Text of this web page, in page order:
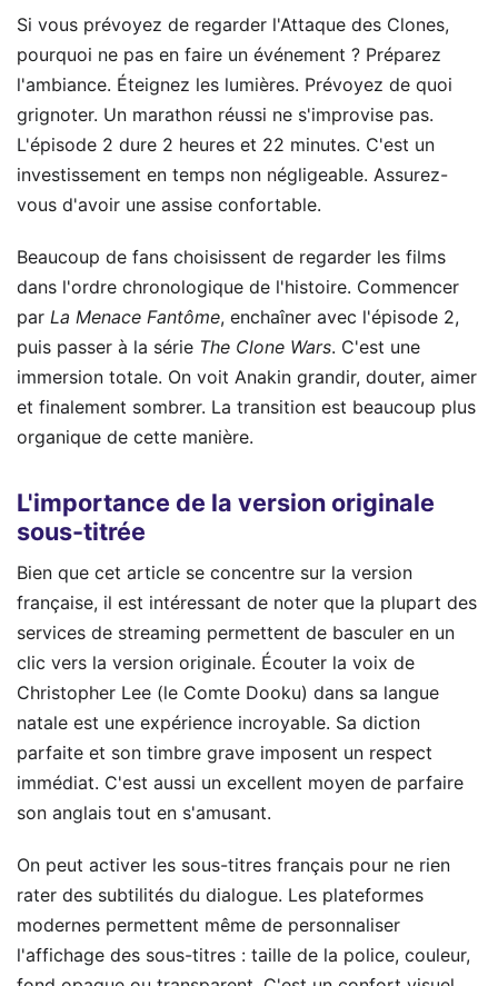
Si vous prévoyez de regarder l'Attaque des Clones,
pourquoi ne pas en faire un événement ? Préparez
l'ambiance. Éteignez les lumières. Prévoyez de quoi
grignoter. Un marathon réussi ne s'improvise pas.
L'épisode 2 dure 2 heures et 22 minutes. C'est un
investissement en temps non négligeable. Assurez-
vous d'avoir une assise confortable.
Beaucoup de fans choisissent de regarder les films
dans l'ordre chronologique de l'histoire. Commencer
par La Menace Fantôme, enchaîner avec l'épisode 2,
puis passer à la série The Clone Wars. C'est une
immersion totale. On voit Anakin grandir, douter, aimer
et finalement sombrer. La transition est beaucoup plus
organique de cette manière.
L'importance de la version originale
sous-titrée
Bien que cet article se concentre sur la version
française, il est intéressant de noter que la plupart des
services de streaming permettent de basculer en un
clic vers la version originale. Écouter la voix de
Christopher Lee (le Comte Dooku) dans sa langue
natale est une expérience incroyable. Sa diction
parfaite et son timbre grave imposent un respect
immédiat. C'est aussi un excellent moyen de parfaire
son anglais tout en s'amusant.
On peut activer les sous-titres français pour ne rien
rater des subtilités du dialogue. Les plateformes
modernes permettent même de personnaliser
l'affichage des sous-titres : taille de la police, couleur,